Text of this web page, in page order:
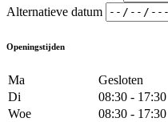
Alternatieve datum
Openingstijden
Ma
Gesloten
Di
08:30 - 17:30
Woe
08:30 - 17:30